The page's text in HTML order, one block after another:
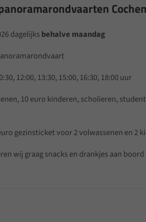
dagelijks behalve maandag
12:00, 13:30, 15:00, 16:30, 18:00 uur
10 euro kinderen, scholieren,
gezinsticket voor 2 volwassenen en 2
wij graag snacks en drankjes aan boord